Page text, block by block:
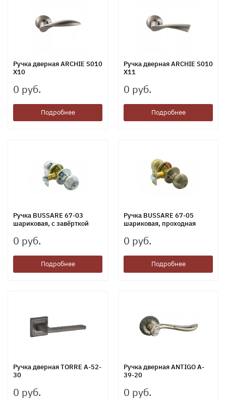
Ручка дверная ARCHIE S010
X10
0 руб.
Подробнее
Ручка дверная ARCHIE S010
X11
0 руб.
Подробнее
Ручка BUSSARE 67-03
шариковая, с завёрткой
0 руб.
Подробнее
Ручка BUSSARE 67-05
шариковая, проходная
0 руб.
Подробнее
Ручка дверная TORRE A-52-
30
0 руб.
Ручка дверная ANTIGO A-
39-20
0 руб.